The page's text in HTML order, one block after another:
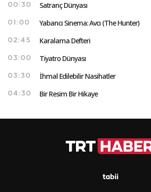
00:30 Satranç Dünyası
01:00 Yabancı Sinema: Avcı (The Hunter)
02:45 Karalama Defteri
03:00 Tiyatro Dünyası
03:30 İhmal Edilebilir Nasihatler
04:30 Bir Resim Bir Hikaye
tabii